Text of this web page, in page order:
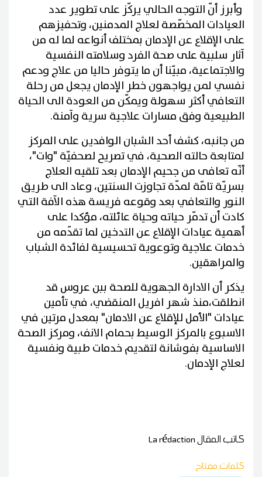
وأبرز أنّ التوجه الحالي يركّز على تطوير عدد
العيادات المخصّصة لعلاج المدمنين، وتحفيزهم
على الإقلاع عن الإدمان بمختلف أنواعه لما له من
آثار سلبية على صحة الفرد وسلامته النفسية
والاجتماعية، مبيّنا أن ما يتوفر حاليا من علاج ودعم
نفسي لمن يواجهون خطر الإدمان يجعل من رحلة
التعافي أكثر سهولة ويمكّن من العودة الى الحياة
الطبيعية وفق مسارات علاجية سرية وآمنة.
من جانبه، كشف أحد الشبان الوافدين على المركز
لمتابعة حالته الصحية، في تصريح لصحفيّة "وات"،
أنّه تعافى من جحيم الإدمان بعد تلقيه العلاج
بسريّة تامّة لمدّة تجاوزت السنتين، وعاد الى طريق
النور والتعافي بعد وقوعه فريسة هذه الآفة التي
كادت أن تدمّر حياته وحياة عائلته، مؤكدا على
أهمية عيادات الإقلاع عن التدخين لما تقدّمه من
خدمات علاجية وتوعوية تحسيسية لفائدة الشباب
والمراهقين.
يذكر أن الادارة الجهوية للصحة ببن عروس قد
انطلقت،منذ شهر افريل المنقضي، في تأمين
عيادات "الأمل للإقلاع عن الادمان" بمعدل مرتين في
الاسبوع بالمركز الوسيط بحمام الانف، ومركز الصحة
الاساسية بفوشانة لتقديم خدمات طبية ونفسية
لعلاج الإدمان.
كاتب المقالLa rédaction
كلمات مفتاح